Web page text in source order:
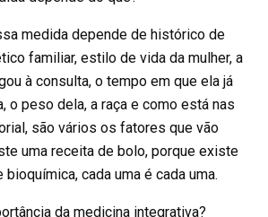
medida depende de histórico de
familiar, estilo de vida da mulher, a
à consulta, o tempo em que ela já
o peso dela, a raça e como está nas
são vários os fatores que vão
uma receita de bolo, porque existe
cada uma é cada uma.
da medicina integrativa?